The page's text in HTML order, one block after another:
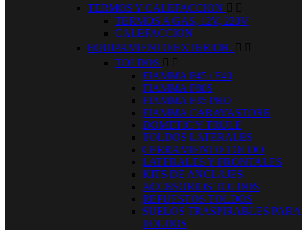
TERMOS Y CALEFACCION  
TERMOS A GAS, 12V, 220V
CALEFACCION
EQUIPAMIENTO EXTERIOR.  
TOLDOS  
FIAMMA F45 / F40
FIAMMA F80S
FIAMMA F35 PRO
FIAMMA CARAVASTORE
DOMETIC Y TRULE
TOLDOS LATERALES
CERRAMIENTO TOLDO
LATERALES Y FRONTALES
KITS DE ANCLAJES
ACCESORIOS TOLDOS
REPUESTOS TOLDOS
SUELOS TRASPIRABLES PARA
TOLDOS